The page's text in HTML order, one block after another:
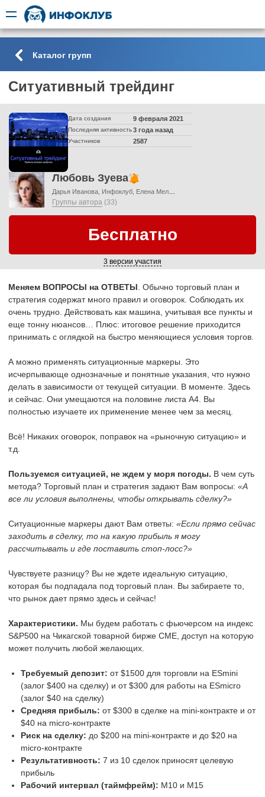
Каталог групп
Ситуативный трейдинг
Дата создания 9 февраля 2021
Последняя активность3 года назад
Участников 2587
Любовь Зуева
Дарья Иванова Инфоклуб Елена Мельникова
Группы автора (33)
Бесплатно
3 версии участия
Меняем ВОПРОСЫ на ОТВЕТЫ . Обычно торговый план и
стратегия содержат много правил и оговорок. Соблюдать их
очень трудно. Действовать как машина, учитывая все пункты и
еще тонну нюансов… Плюс: итоговое решение приходится
принимать с оглядкой на быстро меняющиеся условия торгов.
А можно применять ситуационные маркеры. Это
исчерпывающе однозначные и понятные указания, что нужно
делать в зависимости от текущей ситуации. В моменте. Здесь
и сейчас. Они умещаются на половине листа А4. Вы
полностью изучаете их применение менее чем за месяц.
Всё! Никаких оговорок, поправок на «рыночную ситуацию» и
т.д.
Пользуемся ситуацией, не ждем у моря погоды. В чем суть
метода? Торговый план и стратегия задают Вам вопросы: «А
все ли условия выполнены, чтобы открывать сделку?»
Ситуационные маркеры дают Вам ответы: «Если прямо сейчас
заходить в сделку, то на какую прибыль я могу
рассчитывать и где поставить стоп-лосс?»
Чувствуете разницу? Вы не ждете идеальную ситуацию,
которая бы подпадала под торговый план. Вы забираете то,
что рынок дает прямо здесь и сейчас!
Характеристики. Мы будем работать с фьючерсом на индекс
S&P500 на Чикагской товарной бирже СМЕ, доступ на которую
может получить любой желающих.
Требуемый депозит: от $1500 для торговли на ESmini
(залог $400 на сделку) и от $300 для работы на ESmicro
(залог $40 на сделку)
Средняя прибыль: от $300 в сделке на mini-контракте и от
$40 на micro-контракте
Риск на сделку: до $200 на mini-контракте и до $20 на
micro-контракте
Результативность: 7 из 10 сделок приносят целевую
прибыль
Рабочий интервал (таймфрейм): М10 и М15